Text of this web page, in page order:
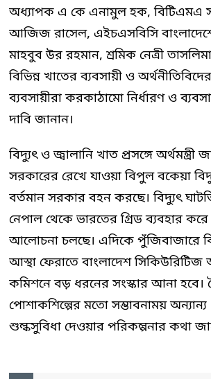
অধ্যাপক এ কে এনামুল হক, বিটিএমএ
আজিজ রাসেল, এইচএসবিসি
মাহবুব উর রহমান, শ্রমিক নেত্রী
বিভিন্ন খাতের ব্যবসায়ী ও
ব্যবসায়ীরা করকাঠামো নির্ধারণ ও
দাবি জানান।
বিদ্যুৎ ও জ্বালানি খাত প্রসঙ্গে
সরকারের রেখে যাওয়া বিপুল বকেয়া
বর্তমান সরকার বহন করছে। বিদ্যুৎ
নেপাল থেকে ভারতের গ্রিড ব্যবহার
আলোচনা চলছে। এদিকে পুঁজিবাজারে
আস্থা ফেরাতে বাংলাদেশ সিকিউরিটিজ
কমিশনে বড় ধরনের সংস্কার আনা হবে।
পোশাকশিল্পের মতো সম্ভাবনাময়
শুল্কসুবিধা দেওয়ার পরিকল্পনার কথা